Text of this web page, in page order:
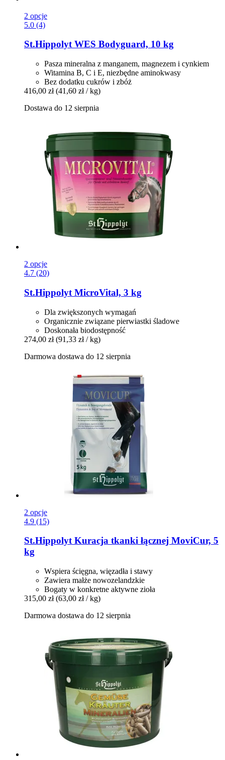
2 opcje
5.0 (4)
St.HippolytWES Bodyguard, 10 kg
Pasza mineralna z manganem, magnezem i cynkiem
Witamina B, C i E, niezbędne aminokwasy
Bez dodatku cukrów i zbóż
416,00 zł (41,60 zł / kg)
Dostawa do 12 sierpnia
2 opcje
4.7 (20)
St.Hippolyt MicroVital, 3 kg
Dla zwiększonych wymagań
Organicznie związane pierwiastki śladowe
Doskonała biodostępność
274,00 zł (91,33 zł / kg)
Darmowa dostawa do 12 sierpnia
2 opcje
4.9 (15)
St.HippolytKuracja tkanki łącznej MoviCur, 5
kg
Wspiera ścięgna, więzadła i stawy
Zawiera małże nowozelandzkie
Bogaty w konkretne aktywne zioła
315,00 zł (63,00 zł / kg)
Darmowa dostawa do 12 sierpnia